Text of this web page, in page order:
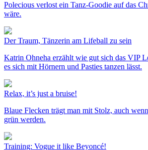
Polecious verlost ein Tanz-Goodie auf das
wäre.
Der Traum, Tänzerin am Lifeball zu sein
Katrin Ohneha erzählt wie gut sich das VIP
es sich mit Hörnern und Pasties tanzen lässt.
Relax, it’s just a bruise!
Blaue Flecken trägt man mit Stolz, auch
grün werden.
Training: Vogue it like Beyoncé!